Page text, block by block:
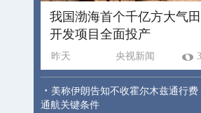
我国渤海首个千亿方大气田
开发项目全面投产
昨天 央视新闻
· 美称伊朗告知不收霍尔木兹通行费
通航关键条件